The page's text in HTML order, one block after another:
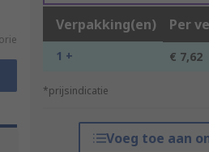
Verpakking(en) Per
1 + € 7,62
*prijsindicatie
Voeg toe aan